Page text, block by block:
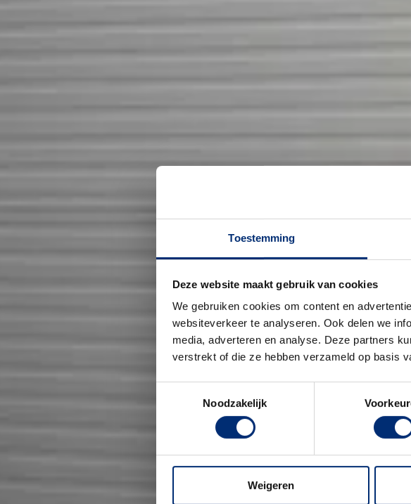
Toestemming
Deze website maakt gebruik van cookies
We gebruiken cookies om content en
websiteverkeer te analyseren. Ook delen we
media, adverteren en analyse. Deze partners
verstrekt of die ze hebben verzameld op basis
Noodzakelijk
Weigeren